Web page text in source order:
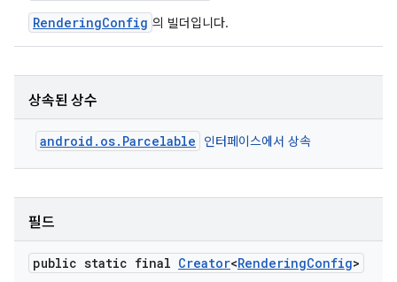
RenderingConfig 의 빌더입니다.
상속된 상수
android.os.Parcelable 인터페이스에서 상속
필드
public static final Creator<RenderingConfig>